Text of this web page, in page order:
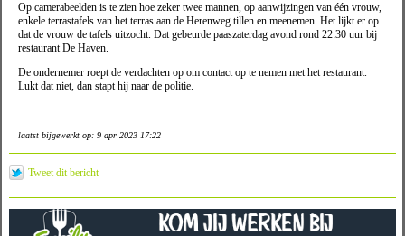
Op camerabeelden is te zien hoe zeker twee mannen, op aanwijzingen van één vrouw,
enkele terrastafels van het terras aan de Herenweg tillen en meenemen. Het lijkt er op
dat de vrouw de tafels uitzocht. Dat gebeurde paaszaterdag avond rond 22:30 uur bij
restaurant De Haven.
De ondernemer roept de verdachten op om contact op te nemen met het restaurant.
Lukt dat niet, dan stapt hij naar de politie.
laatst bijgewerkt op: 9 apr 2023 17:22
Tweet dit bericht